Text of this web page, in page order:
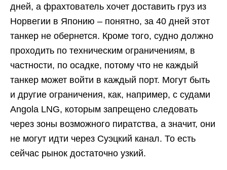
дней, а фрахтователь хочет доставить груз из
Норвегии в Японию – понятно, за 40 дней этот
танкер не обернется. Кроме того, судно должно
проходить по техническим ограничениям, в
частности, по осадке, потому что не каждый
танкер может войти в каждый порт. Могут быть
и другие ограничения, как, например, с судами
Angola LNG, которым запрещено следовать
через зоны возможного пиратства, а значит, они
не могут идти через Суэцкий канал. То есть
сейчас рынок достаточно узкий.